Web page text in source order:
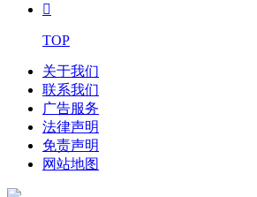

TOP
关于我们
联系我们
广告服务
法律声明
免责声明
网站地图